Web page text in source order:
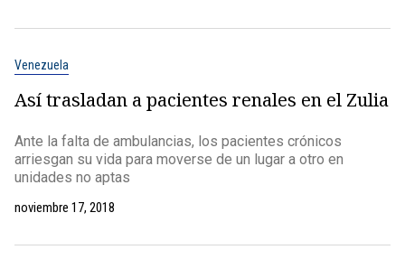
Venezuela
Así trasladan a pacientes renales en el Zulia
Ante la falta de ambulancias, los pacientes crónicos
arriesgan su vida para moverse de un lugar a otro en
unidades no aptas
noviembre 17, 2018